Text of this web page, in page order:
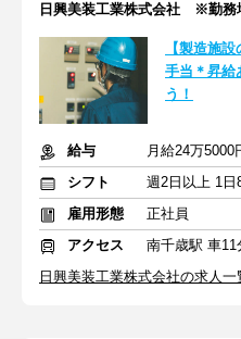
日興美装工業株式会社 ※勤務
【製造施
手当＊昇
う！
給与
月給24万5000
シフト
週2日以上 1日
雇用形態
正社員
アクセス
南千歳駅 車11
日興美装工業株式会社の求人一